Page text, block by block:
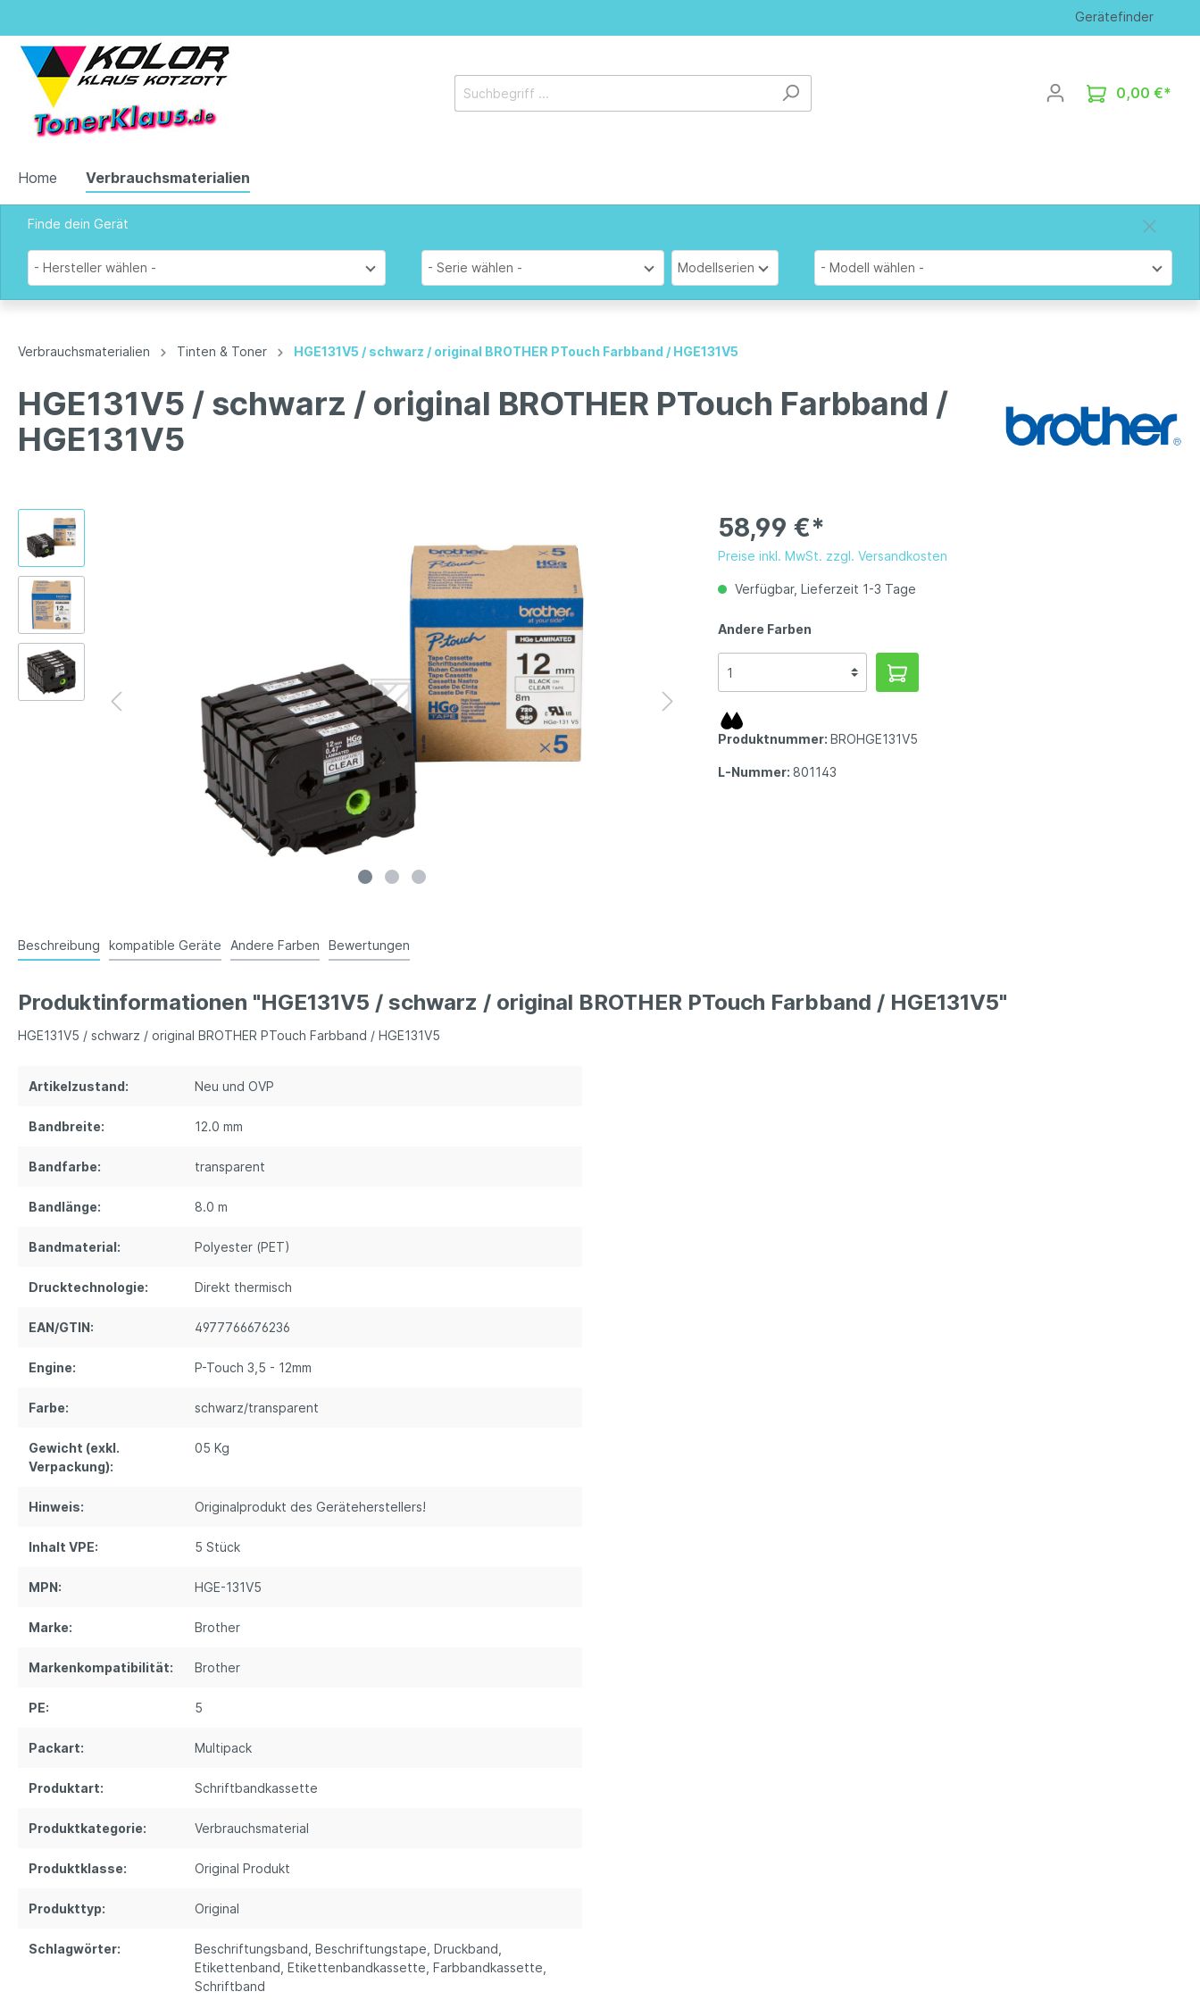
Gerätefinder
0,00 €*
Home Verbrauchsmaterialien
Finde dein Gerät
- Hersteller wählen - - Serie wählen - Modellserien - Modell wählen -
Verbrauchsmaterialien Tinten & Toner HGE131V5 / schwarz / original BROTHER PTouch Farbband / HGE131V5
HGE131V5 / schwarz / original BROTHER PTouch Farbband /
HGE131V5
58,99 €*
Preise inkl. MwSt. zzgl. Versandkosten
Verfügbar, Lieferzeit 1-3 Tage
Andere Farben
Produktnummer: BROHGE131V5
L-Nummer: 801143
Beschreibung kompatible Geräte Andere Farben Bewertungen
Produktinformationen "HGE131V5 / schwarz / original BROTHER PTouch Farbband / HGE131V5"
HGE131V5 / schwarz / original BROTHER PTouch Farbband / HGE131V5
Artikelzustand: Neu und OVP
Bandbreite: 12.0 mm
Bandfarbe: transparent
Bandlänge: 8.0 m
Bandmaterial: Polyester (PET)
Drucktechnologie: Direkt thermisch
EAN/GTIN: 4977766676236
Engine: P-Touch 3,5 - 12mm
Farbe: schwarz/transparent
Gewicht (exkl.
Verpackung):
05 Kg
Hinweis: Originalprodukt des Geräteherstellers!
Inhalt VPE: 5 Stück
MPN: HGE-131V5
Marke: Brother
Markenkompatibilität: Brother
PE: 5
Packart: Multipack
Produktart: Schriftbandkassette
Produktkategorie: Verbrauchsmaterial
Produktklasse: Original Produkt
Produkttyp: Original
Schlagwörter: Beschriftungsband , Beschriftungstape , Druckband
Etikettenband , Etikettenbandkassette , Farbbandkassette
Schriftband